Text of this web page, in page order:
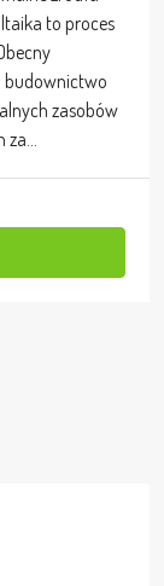
to proces
budownictwo
zasobów
za...